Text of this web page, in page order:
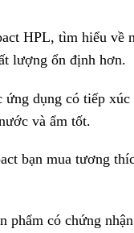
HPL, tìm hiểu về
lượng ổn định hơn.
dụng có tiếp
và ẩm tốt.
bạn mua tương
phẩm có chứng